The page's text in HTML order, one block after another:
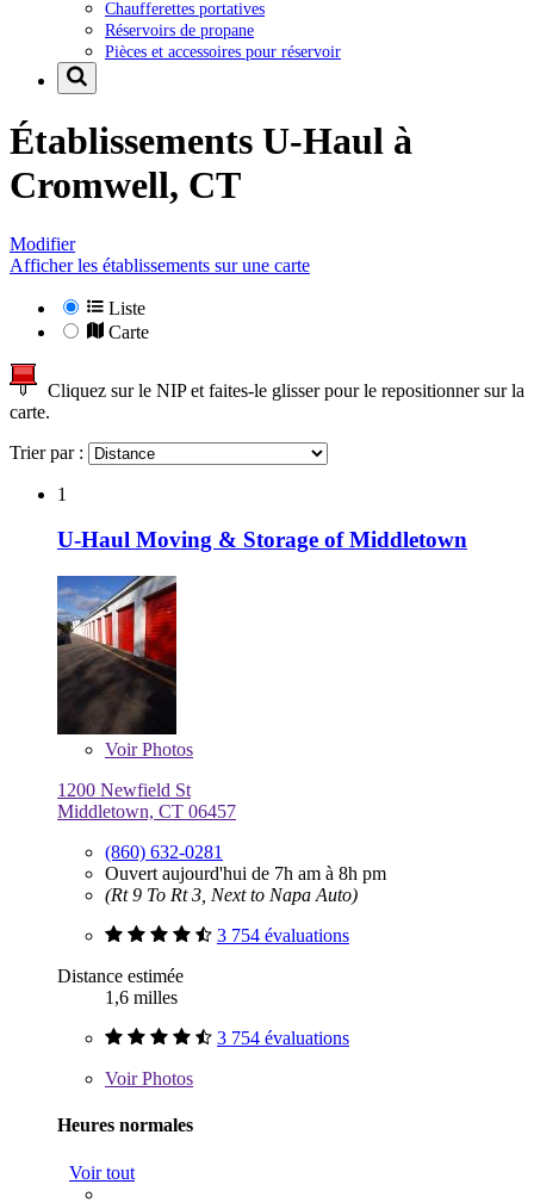
Chaufferettes portatives
Réservoirs de propane
Pièces et accessoires pour réservoir
Établissements U-Haul à
Cromwell, CT
Modifier
Afficher les établissements sur une carte
Liste
Carte
Cliquez sur le NIP et faites-le glisser pour le repositionner sur la
carte.
Trier par :
1
U-Haul Moving & Storage of Middletown
VoirPhotos
1200 Newfield St
Middletown, CT 06457
(860) 632-0281
Ouvert aujourd'hui de 7h am à 8h pm
(Rt 9 To Rt 3, Next to Napa Auto)
3 754 évaluations
Distance estimée
1,6 milles
3 754 évaluations
VoirPhotos
Heures normales
Voir tout